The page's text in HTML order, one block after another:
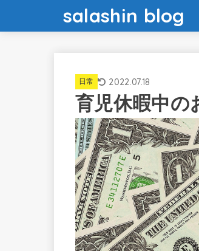
salashin blog
日常 2022.07.18
育児休暇中の